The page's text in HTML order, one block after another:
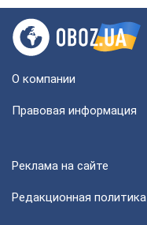
О компании
Правовая информация
Реклама на сайте
Редакционная политика